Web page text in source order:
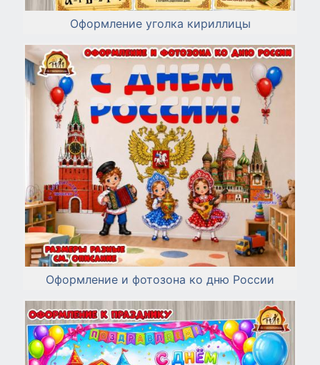
Оформление уголка кириллицы
Оформление и фотозона ко дню России